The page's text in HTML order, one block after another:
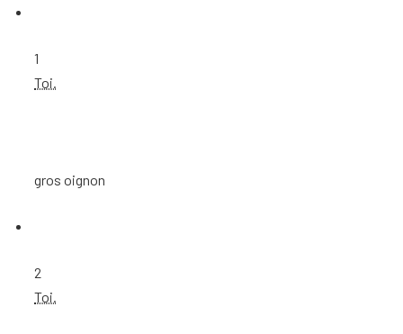
1
Toi.
gros oignon
2
Toi.